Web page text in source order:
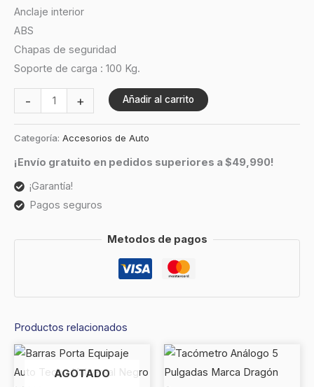
Anclaje interior
ABS
Chapas de seguridad
Soporte de carga : 100 Kg.
- + Añadir al carrito
Categoría: Accesorios de Auto
¡Envío gratuito en pedidos superiores a $49,990!
¡Garantía!
Pagos seguros
Metodos de pagos
Productos relacionados
AGOTADO